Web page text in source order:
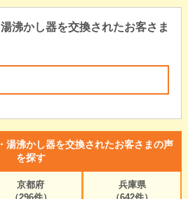
沸かし器を交換されたお客さま
湯沸かし器を交換されたお客さまの声
を探す
京都府
兵庫県